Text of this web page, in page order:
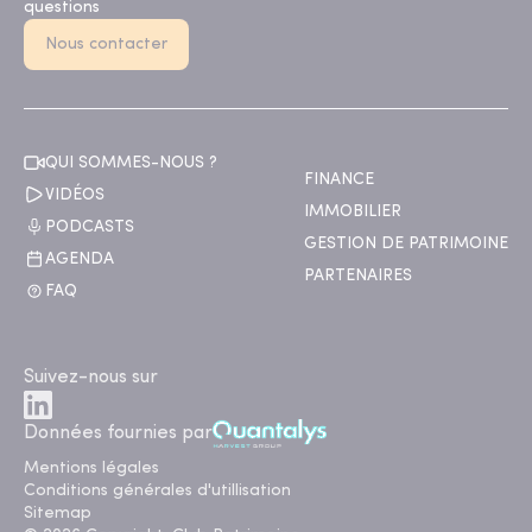
questions
Nous contacter
QUI SOMMES-NOUS ?
VIDÉOS
PODCASTS
AGENDA
FAQ
FINANCE
IMMOBILIER
GESTION DE PATRIMOINE
PARTENAIRES
Suivez-nous sur
Données fournies par
Mentions légales
Conditions générales d'utillisation
Sitemap